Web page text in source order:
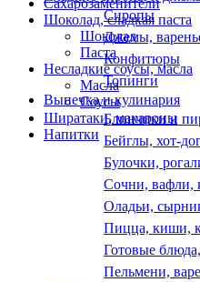
Сахарозаменители
Шоколад, сладкая паста
Шоколад
Паста
Несладкие соусы, масла
Масла
Соусы
Ширатаки, макароны
Напитки
Сиропы
Джемы,
Конфитюры
Топинги
Выпечка и кулинария
Блинчики и
Бейглы, хот-
Булочки,
Сочни, вафли,
Оладьи,
Пицца, киши,
Готовые
Пельмени,